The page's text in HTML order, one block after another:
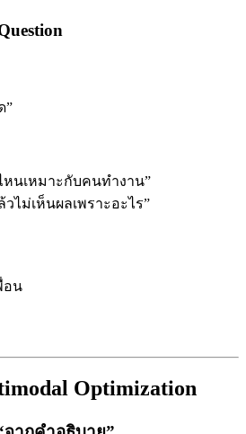
”
หนเหมาะกับคนทำงาน”
ไม่เห็นผลเพราะอะไร”
อน
Optimization